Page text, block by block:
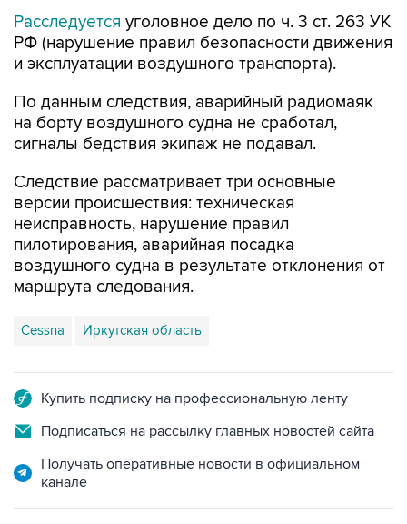
Расследуется уголовное дело по ч. 3 ст. 263 УК
РФ (нарушение правил безопасности движения
и эксплуатации воздушного транспорта).
По данным следствия, аварийный радиомаяк
на борту воздушного судна не сработал,
сигналы бедствия экипаж не подавал.
Следствие рассматривает три основные
версии происшествия: техническая
неисправность, нарушение правил
пилотирования, аварийная посадка
воздушного судна в результате отклонения от
маршрута следования.
Cessna Иркутская область
Купить подписку на профессиональную ленту
Подписаться на рассылку главных новостей сайта
Получать оперативные новости в официальном
канале